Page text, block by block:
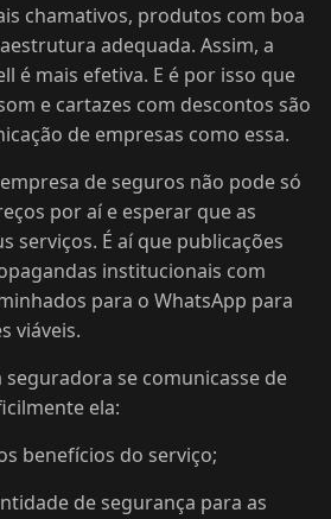
chamativos, produtos com boa
adequada. Assim, a
é mais efetiva. E é por isso que
e cartazes com descontos são
de empresas como essa.
de seguros não pode só
por aí e esperar que as
serviços. É aí que publicações
institucionais com
para o WhatsApp para
viáveis.
seguradora se comunicasse de
ela:
benefícios do serviço;
de segurança para as